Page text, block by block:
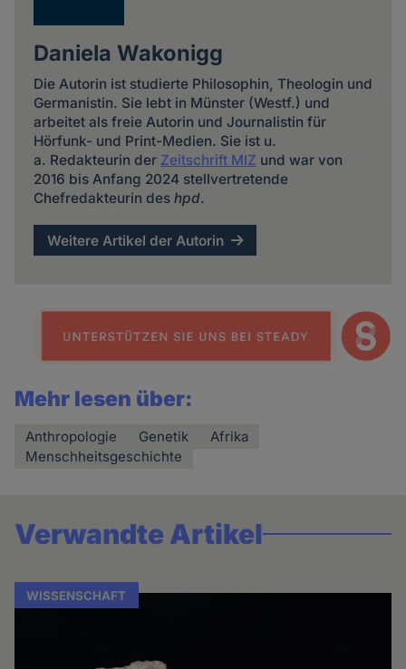
Daniela Wakonigg
Die Autorin ist studierte Philosophin, Theologin und
Germanistin. Sie lebt in Münster (Westf.) und
arbeitet als freie Autorin und Journalistin für
Hörfunk- und Print-Medien. Sie ist u.
a. Redakteurin der Zeitschrift MIZ und war von
2016 bis Anfang 2024 stellvertretende
Chefredakteurin des hpd.
Weitere Artikel der Autorin
Mehr lesen über:
Anthropologie Genetik
Afrika
Menschheitsgeschichte
Verwandte Artikel
WISSENSCHAFT